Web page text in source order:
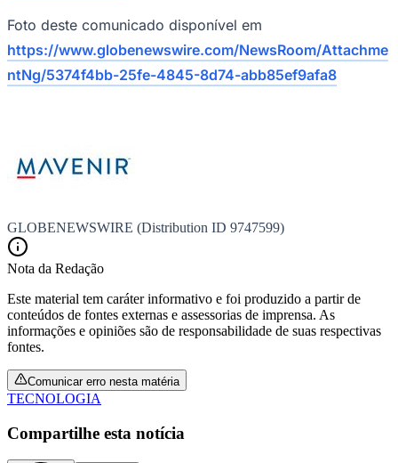
Santos
Foto deste comunicado disponível em
https://www.globenewswire.com/NewsRoom/Attachme
ntNg/5374f4bb-25fe-4845-8d74-abb85ef9afa8
GLOBENEWSWIRE (Distribution ID 9747599)
Nota da Redação
Este material tem caráter informativo e foi produzido a partir de
conteúdos de fontes externas e assessorias de imprensa. As
informações e opiniões são de responsabilidade de suas respectivas
fontes.
Comunicar erro nesta matéria
TECNOLOGIA
Compartilhe esta notícia